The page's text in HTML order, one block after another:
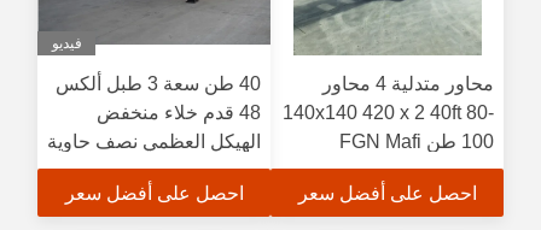
محاور متدلية 4 محاور
140x140 420 x 2 40ft 80-
100 طن FGN Mafi
مقطورة للشحن
احصل على أفضل سعر
فيديو
40 طن سعة 3 طبل ألكس
48 قدم خلاء منخفض
الهيكل العظمي نصف حاوية
شاحنة مقطورة
احصل على أفضل سعر